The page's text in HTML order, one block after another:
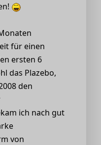
für einen
ersten 6
das Plazebo,
den
ich nach gut
von